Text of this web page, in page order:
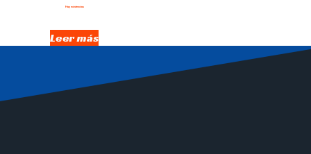
Hay existencias
Leer más